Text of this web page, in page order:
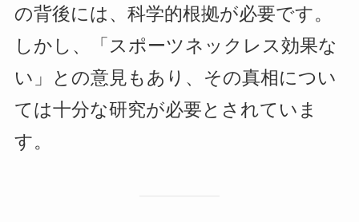
の背後には、科学的根拠が必要です。
しかし、「スポーツネックレス効果な
い」との意見もあり、その真相につい
ては十分な研究が必要とされていま
す。